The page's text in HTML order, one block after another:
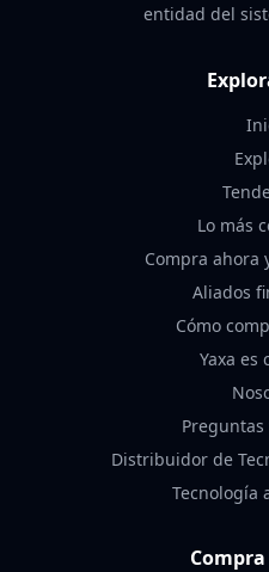
entidad del
Lo más
Compra ahora
Aliados
Cómo
Yaxa es
Distribuidor de
Tecnología